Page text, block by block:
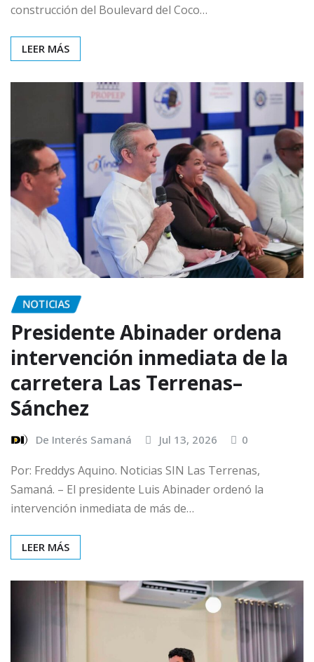
construcción del Boulevard del Coco…
LEER MÁS
NOTICIAS
Presidente Abinader ordena
intervención inmediata de la
carretera Las Terrenas–
Sánchez
De Interés Samaná Jul 13, 2026 0
Por: Freddys Aquino. Noticias SIN Las Terrenas,
Samaná. – El presidente Luis Abinader ordenó la
intervención inmediata de más de…
LEER MÁS